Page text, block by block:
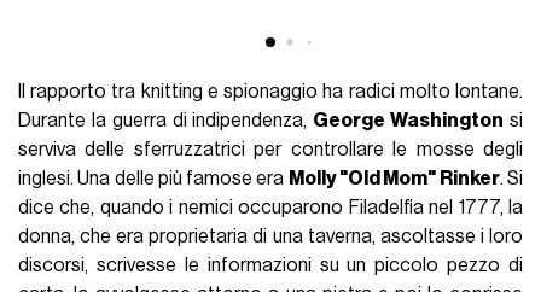
Il rapporto tra knitting e spionaggio ha radici molto lontane.
Durante la guerra di indipendenza, George Washington si
serviva delle sferruzzatrici per controllare le mosse degli
inglesi. Una delle più famose era Molly "Old Mom" Rinker. Si
dice che, quando i nemici occuparono Filadelfia nel 1777, la
donna, che era proprietaria di una taverna, ascoltasse i loro
discorsi, scrivesse le informazioni su un piccolo pezzo di